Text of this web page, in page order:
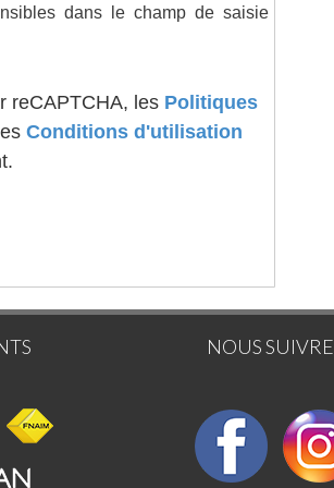
dans le champ de saisie
reCAPTCHA, les Politiques
Conditions d'utilisation
NOUS SUIVRE